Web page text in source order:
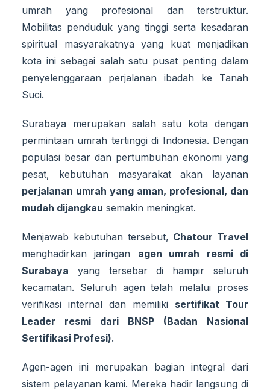
umrah yang profesional dan terstruktur.
Mobilitas penduduk yang tinggi serta kesadaran
spiritual masyarakatnya yang kuat menjadikan
kota ini sebagai salah satu pusat penting dalam
penyelenggaraan perjalanan ibadah ke Tanah
Suci.
Surabaya merupakan salah satu kota dengan
permintaan umrah tertinggi di Indonesia. Dengan
populasi besar dan pertumbuhan ekonomi yang
pesat, kebutuhan masyarakat akan layanan
perjalanan umrah yang aman, profesional, dan
mudah dijangkau semakin meningkat.
Menjawab kebutuhan tersebut, Chatour Travel
menghadirkan jaringan agen umrah resmi di
Surabaya yang tersebar di hampir seluruh
kecamatan. Seluruh agen telah melalui proses
verifikasi internal dan memiliki sertifikat Tour
Leader resmi dari BNSP (Badan Nasional
Sertifikasi Profesi).
Agen-agen ini merupakan bagian integral dari
sistem pelayanan kami. Mereka hadir langsung di